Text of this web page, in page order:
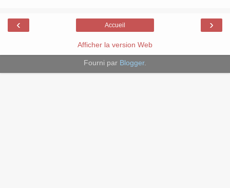
‹ ›
Accueil
Afficher la version Web
Fourni par Blogger.